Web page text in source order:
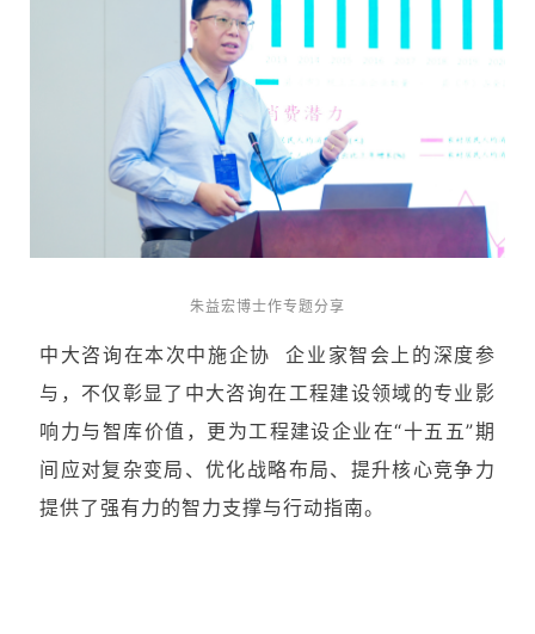
朱益宏博士作专题分享
中大咨询在本次中施企协
企业家智会上的深度参
与，不仅彰显了中大咨询在工程建设领域的专业影
响力与智库价值，更为工程建设企业在“十五五”期
间应对复杂变局、优化战略布局、提升核心竞争力
提供了强有力的智力支撑与行动指南。